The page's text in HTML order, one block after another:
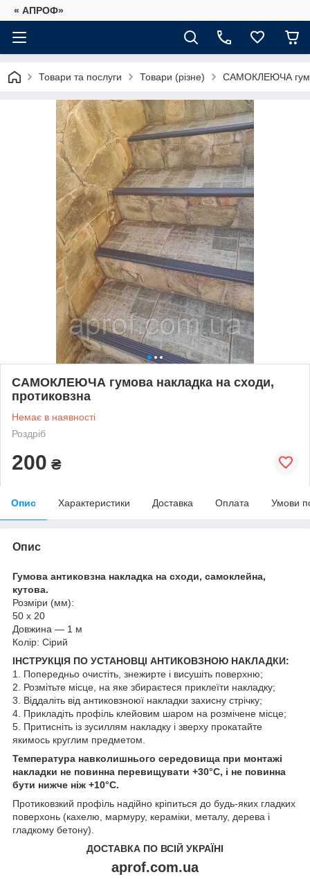
« АПРОФ»
Товари та послуги Товари (різне) САМОКЛЕЮЧА
САМОКЛЕЮЧА гумова накладка на сходи,
протиковзна
Немає в наявності
Роздріб
200 ₴
Опис Характеристики Доставка Оплата Умови
Опис
Гумова антиковзна накладка на сходи, самоклейна,
кутова.
Розміри (мм):
50 х 20
Довжина — 1 м
Колір: Сірий
ІНСТРУКЦІЯ ПО УСТАНОВЦІ АНТИКОВЗНОЮ НАКЛАДКИ:
1. Попередньо очистіть, знежирте і висушіть поверхню;
2. Розмітьте місце, на яке збираєтеся приклеїти накладку;
3. Віддаліть від антиковзноюї накладки захисну стрічку;
4. Прикладіть профіль клейовим шаром на розмічене місце;
5. Притисніть із зусиллям накладку і зверху прокатайте
якимось круглим предметом.
Температура навколишнього середовища при монтажі
накладки не повинна перевищувати +30°С, і не повинна
бути нижче ніж +10°С.
Протиковзкий профіль надійно кріпиться до будь-яких гладких
поверхонь (кахелю, мармуру, кераміки, металу, дерева і
гладкому бетону).
ДОСТАВКА ПО ВСІЙ УКРАЇНІ
aprof.com.ua